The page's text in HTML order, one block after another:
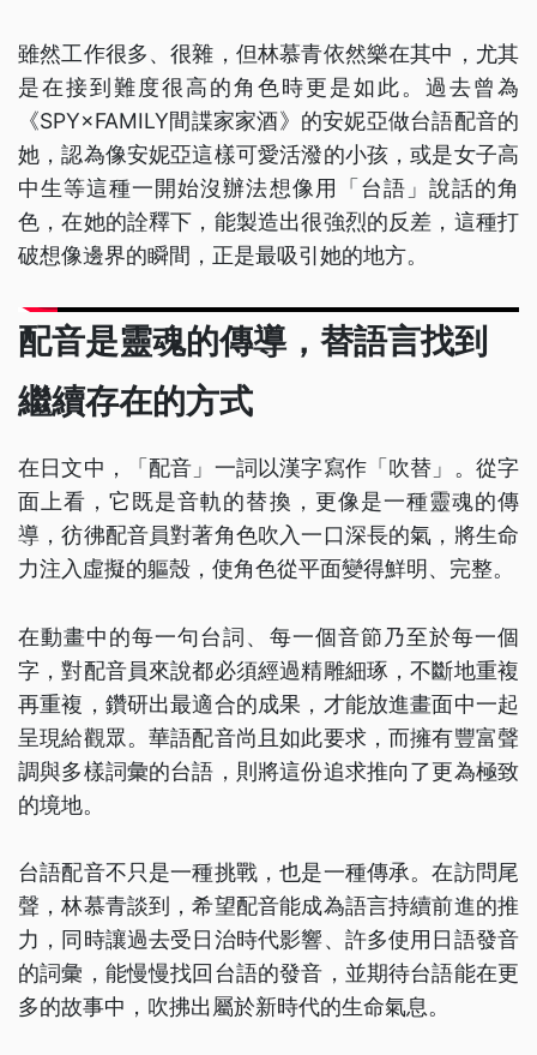
雖然工作很多、很雜，但林慕青依然樂在其中，尤其
是在接到難度很高的角色時更是如此。過去曾為
《SPY×FAMILY間諜家家酒》的安妮亞做台語配音的
她，認為像安妮亞這樣可愛活潑的小孩，或是女子高
中生等這種一開始沒辦法想像用「台語」說話的角
色，在她的詮釋下，能製造出很強烈的反差，這種打
破想像邊界的瞬間，正是最吸引她的地方。
配音是靈魂的傳導，替語言找到
繼續存在的方式
在日文中，「配音」一詞以漢字寫作「吹替」。從字
面上看，它既是音軌的替換，更像是一種靈魂的傳
導，彷彿配音員對著角色吹入一口深長的氣，將生命
力注入虛擬的軀殼，使角色從平面變得鮮明、完整。
在動畫中的每一句台詞、每一個音節乃至於每一個
字，對配音員來說都必須經過精雕細琢，不斷地重複
再重複，鑽研出最適合的成果，才能放進畫面中一起
呈現給觀眾。華語配音尚且如此要求，而擁有豐富聲
調與多樣詞彙的台語，則將這份追求推向了更為極致
的境地。
台語配音不只是一種挑戰，也是一種傳承。在訪問尾
聲，林慕青談到，希望配音能成為語言持續前進的推
力，同時讓過去受日治時代影響、許多使用日語發音
的詞彙，能慢慢找回台語的發音，並期待台語能在更
多的故事中，吹拂出屬於新時代的生命氣息。